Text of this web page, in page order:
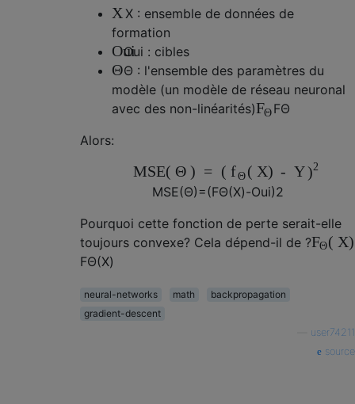
X X: ensemble de données de
formation
Oui
Oui : cibles
ΘΘ : l'ensemble des paramètres du
modèle (un modèle de réseau neuronal
avec des non-linéarités)FΘ FΘ
Alors:
MSE( Θ ) = ( fΘ ( X) - Y)2
MSE(Θ)=(FΘ(X)-Oui)2
Pourquoi cette fonction de perte serait-elle
toujours convexe? Cela dépend-il de ?FΘ( X)
FΘ(X)
neural-networks math
backpropagation
gradient-descent
user74211
source